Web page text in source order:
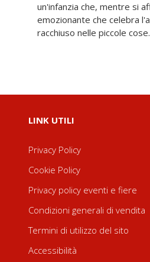
racchiuso nelle piccole cose.
LINK UTILI
Privacy Policy
Cookie Policy
Privacy policy eventi e fiere
Condizioni generali di vendita
Termini di utilizzo del sito
Accessibilità